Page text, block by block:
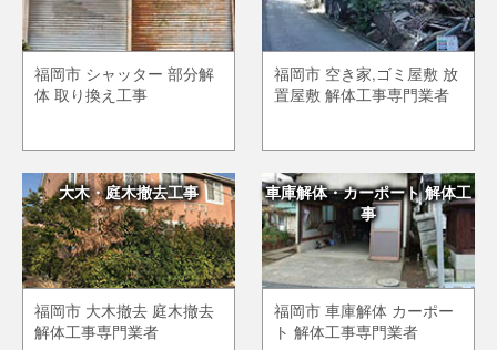
福岡市 シャッター 部分解
体 取り換え工事
福岡市 空き家,ゴミ屋敷 放
置屋敷 解体工事専門業者
大木・庭木撤去工事
福岡市 大木撤去 庭木撤去
解体工事専門業者
車庫解体・カーポート 解体工
事
福岡市 車庫解体 カーポー
ト 解体工事専門業者